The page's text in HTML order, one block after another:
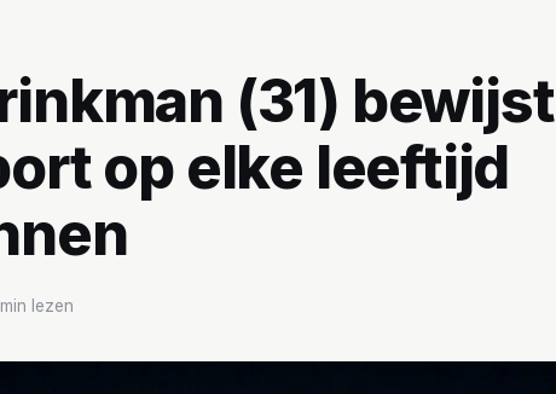
(31) bewijst
op elke leeftijd
lezen